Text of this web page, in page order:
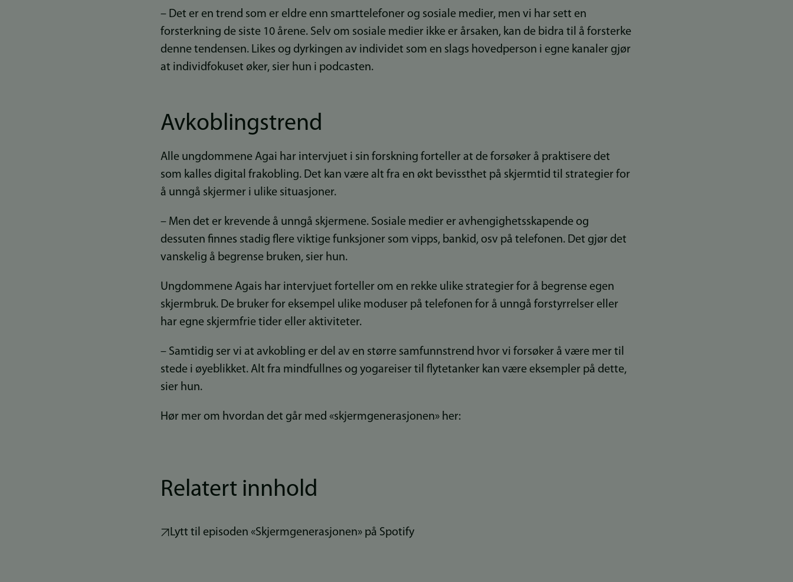
– Det er en trend som er eldre enn smarttelefoner og sosiale medier, men vi har sett en
forsterkning de siste 10 årene. Selv om sosiale medier ikke er årsaken, kan de bidra til å forsterke
denne tendensen. Likes og dyrkingen av individet som en slags hovedperson i egne kanaler gjør
at individfokuset øker, sier hun i podcasten.
Avkoblingstrend
Alle ungdommene Agai har intervjuet i sin forskning forteller at de forsøker å praktisere det
som kalles digital frakobling. Det kan være alt fra en økt bevissthet på skjermtid til strategier for
å unngå skjermer i ulike situasjoner.
– Men det er krevende å unngå skjermene. Sosiale medier er avhengighetsskapende og
dessuten finnes stadig flere viktige funksjoner som vipps, bankid, osv på telefonen. Det gjør det
vanskelig å begrense bruken, sier hun.
Ungdommene Agais har intervjuet forteller om en rekke ulike strategier for å begrense egen
skjermbruk. De bruker for eksempel ulike moduser på telefonen for å unngå forstyrrelser eller
har egne skjermfrie tider eller aktiviteter.
– Samtidig ser vi at avkobling er del av en større samfunnstrend hvor vi forsøker å være mer til
stede i øyeblikket. Alt fra mindfullnes og yogareiser til flytetanker kan være eksempler på dette,
sier hun.
Hør mer om hvordan det går med «skjermgenerasjonen» her:
Relatert innhold
Lytt til episoden «Skjermgenerasjonen» på Spotify